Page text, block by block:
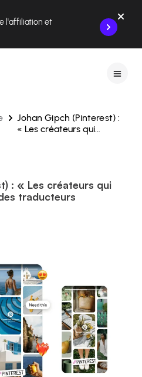
l'affiliation et
Johan Gipch (Pinterest) :
« Les créateurs qui
: « Les créateurs qui
traducteurs